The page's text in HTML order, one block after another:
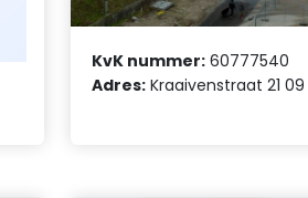
KvK nummer: 60777540
Adres: Kraaivenstraat 21 09